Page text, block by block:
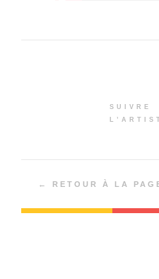
SUIVRE
← RETOUR À LA